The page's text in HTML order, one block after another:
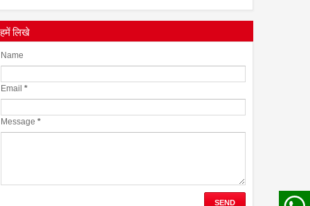
हमें लिखे
Name
Email *
Message *